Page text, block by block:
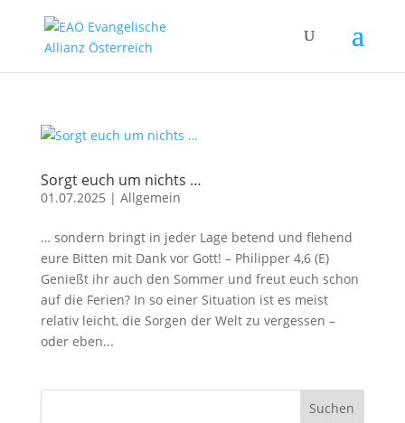
Sorgt euch um nichts …
01.07.2025 | Allgemein
… sondern bringt in jeder Lage betend und flehend
eure Bitten mit Dank vor Gott! – Philipper 4,6 (E)
Genießt ihr auch den Sommer und freut euch schon
auf die Ferien? In so einer Situation ist es meist
relativ leicht, die Sorgen der Welt zu vergessen –
oder eben...
Suchen